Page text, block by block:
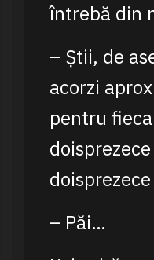
întrebă din
– Știi, de
acorzi
pentru
– Păi…